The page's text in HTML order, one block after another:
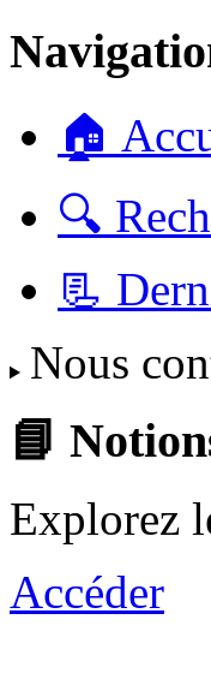
🏠
🔍
📃
Nous
📘
Explorez
Accéder